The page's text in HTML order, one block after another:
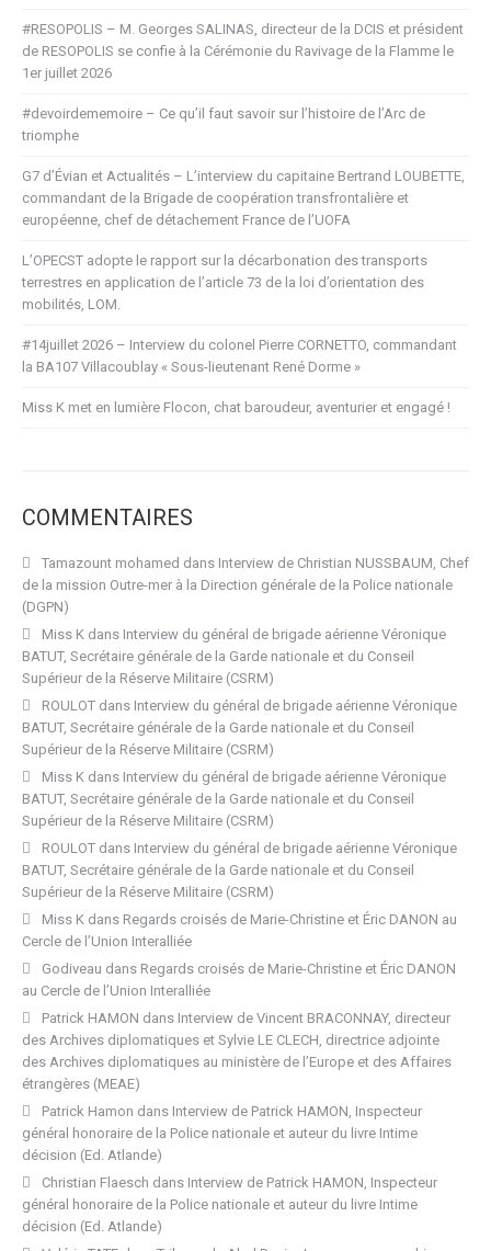
#RESOPOLIS – M. Georges SALINAS, directeur de la DCIS et président
de RESOPOLIS se confie à la Cérémonie du Ravivage de la Flamme le
1er juillet 2026
#devoirdememoire – Ce qu’il faut savoir sur l’histoire de l’Arc de
triomphe
G7 d’Évian et Actualités – L’interview du capitaine Bertrand LOUBETTE,
commandant de la Brigade de coopération transfrontalière et
européenne, chef de détachement France de l’UOFA
L’OPECST adopte le rapport sur la décarbonation des transports
terrestres en application de l’article 73 de la loi d’orientation des
mobilités, LOM.
#14juillet 2026 – Interview du colonel Pierre CORNETTO, commandant
la BA107 Villacoublay « Sous-lieutenant René Dorme »
Miss K met en lumière Flocon, chat baroudeur, aventurier et engagé !
COMMENTAIRES
Tamazount mohamed dans Interview de Christian NUSSBAUM, Chef
de la mission Outre-mer à la Direction générale de la Police nationale
(DGPN)
Miss K dans Interview du général de brigade aérienne Véronique
BATUT, Secrétaire générale de la Garde nationale et du Conseil
Supérieur de la Réserve Militaire (CSRM)
ROULOT dans Interview du général de brigade aérienne Véronique
BATUT, Secrétaire générale de la Garde nationale et du Conseil
Supérieur de la Réserve Militaire (CSRM)
Miss K dans Interview du général de brigade aérienne Véronique
BATUT, Secrétaire générale de la Garde nationale et du Conseil
Supérieur de la Réserve Militaire (CSRM)
ROULOT dans Interview du général de brigade aérienne Véronique
BATUT, Secrétaire générale de la Garde nationale et du Conseil
Supérieur de la Réserve Militaire (CSRM)
Miss K dans Regards croisés de Marie-Christine et Éric DANON au
Cercle de l’Union Interalliée
Godiveau dans Regards croisés de Marie-Christine et Éric DANON
au Cercle de l’Union Interalliée
Patrick HAMON dans Interview de Vincent BRACONNAY, directeur
des Archives diplomatiques et Sylvie LE CLECH, directrice adjointe
des Archives diplomatiques au ministère de l’Europe et des Affaires
étrangères (MEAE)
Patrick Hamon dans Interview de Patrick HAMON, Inspecteur
général honoraire de la Police nationale et auteur du livre Intime
décision (Ed. Atlande)
Christian Flaesch dans Interview de Patrick HAMON, Inspecteur
général honoraire de la Police nationale et auteur du livre Intime
décision (Ed. Atlande)